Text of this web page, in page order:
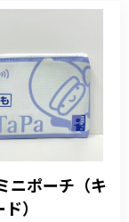
ニポーチ（キ
）